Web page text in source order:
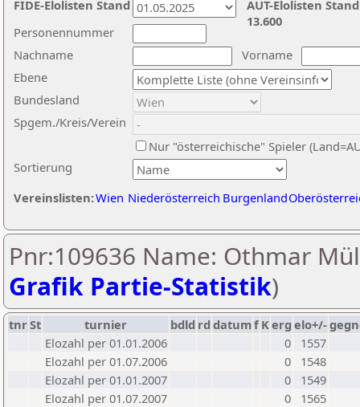
Nachname
Vorname
Ebene
Sortierung
Personennummer
Bundesland
Spgem./Kreis/Verein
Nur "österreichische" Spieler
Vereinslisten:Wien Niederösterreich Burgenland
AUT-Elolisten
13.600
FIDE-Elolisten Stand
Pnr:109636 Name: Othmar
Grafik Partie-Statistik)
tnrSt turnier bdld rd datumf Kerg elo+/-
Elozahl per 01.01.2006
0
1557
Elozahl per 01.07.2006
0
1548
Elozahl per 01.01.2007
0
1549
Elozahl per 01.07.2007
0
1565